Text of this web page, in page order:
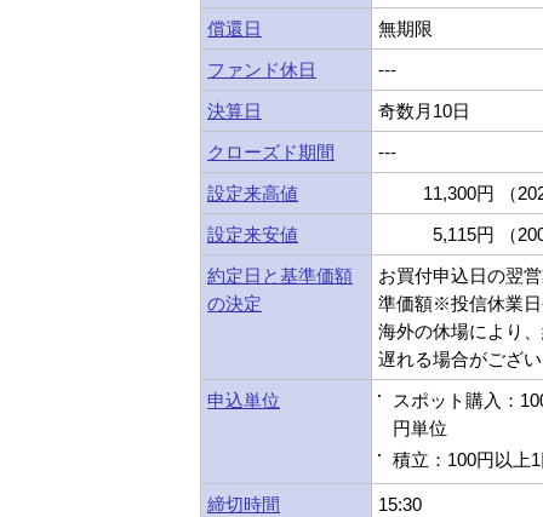
償還日
無期限
ファンド休日
---
決算日
奇数月10日
クローズド期間
---
設定来高値
11,300円 （
設定来安値
5,115円 （
約定日と基準価額
の決定
お買付申込日の翌
準価額※投信休業
海外の休場により
遅れる場合がござ
申込単位
スポット購入：
円単位
積立：100円以上
締切時間
15:30